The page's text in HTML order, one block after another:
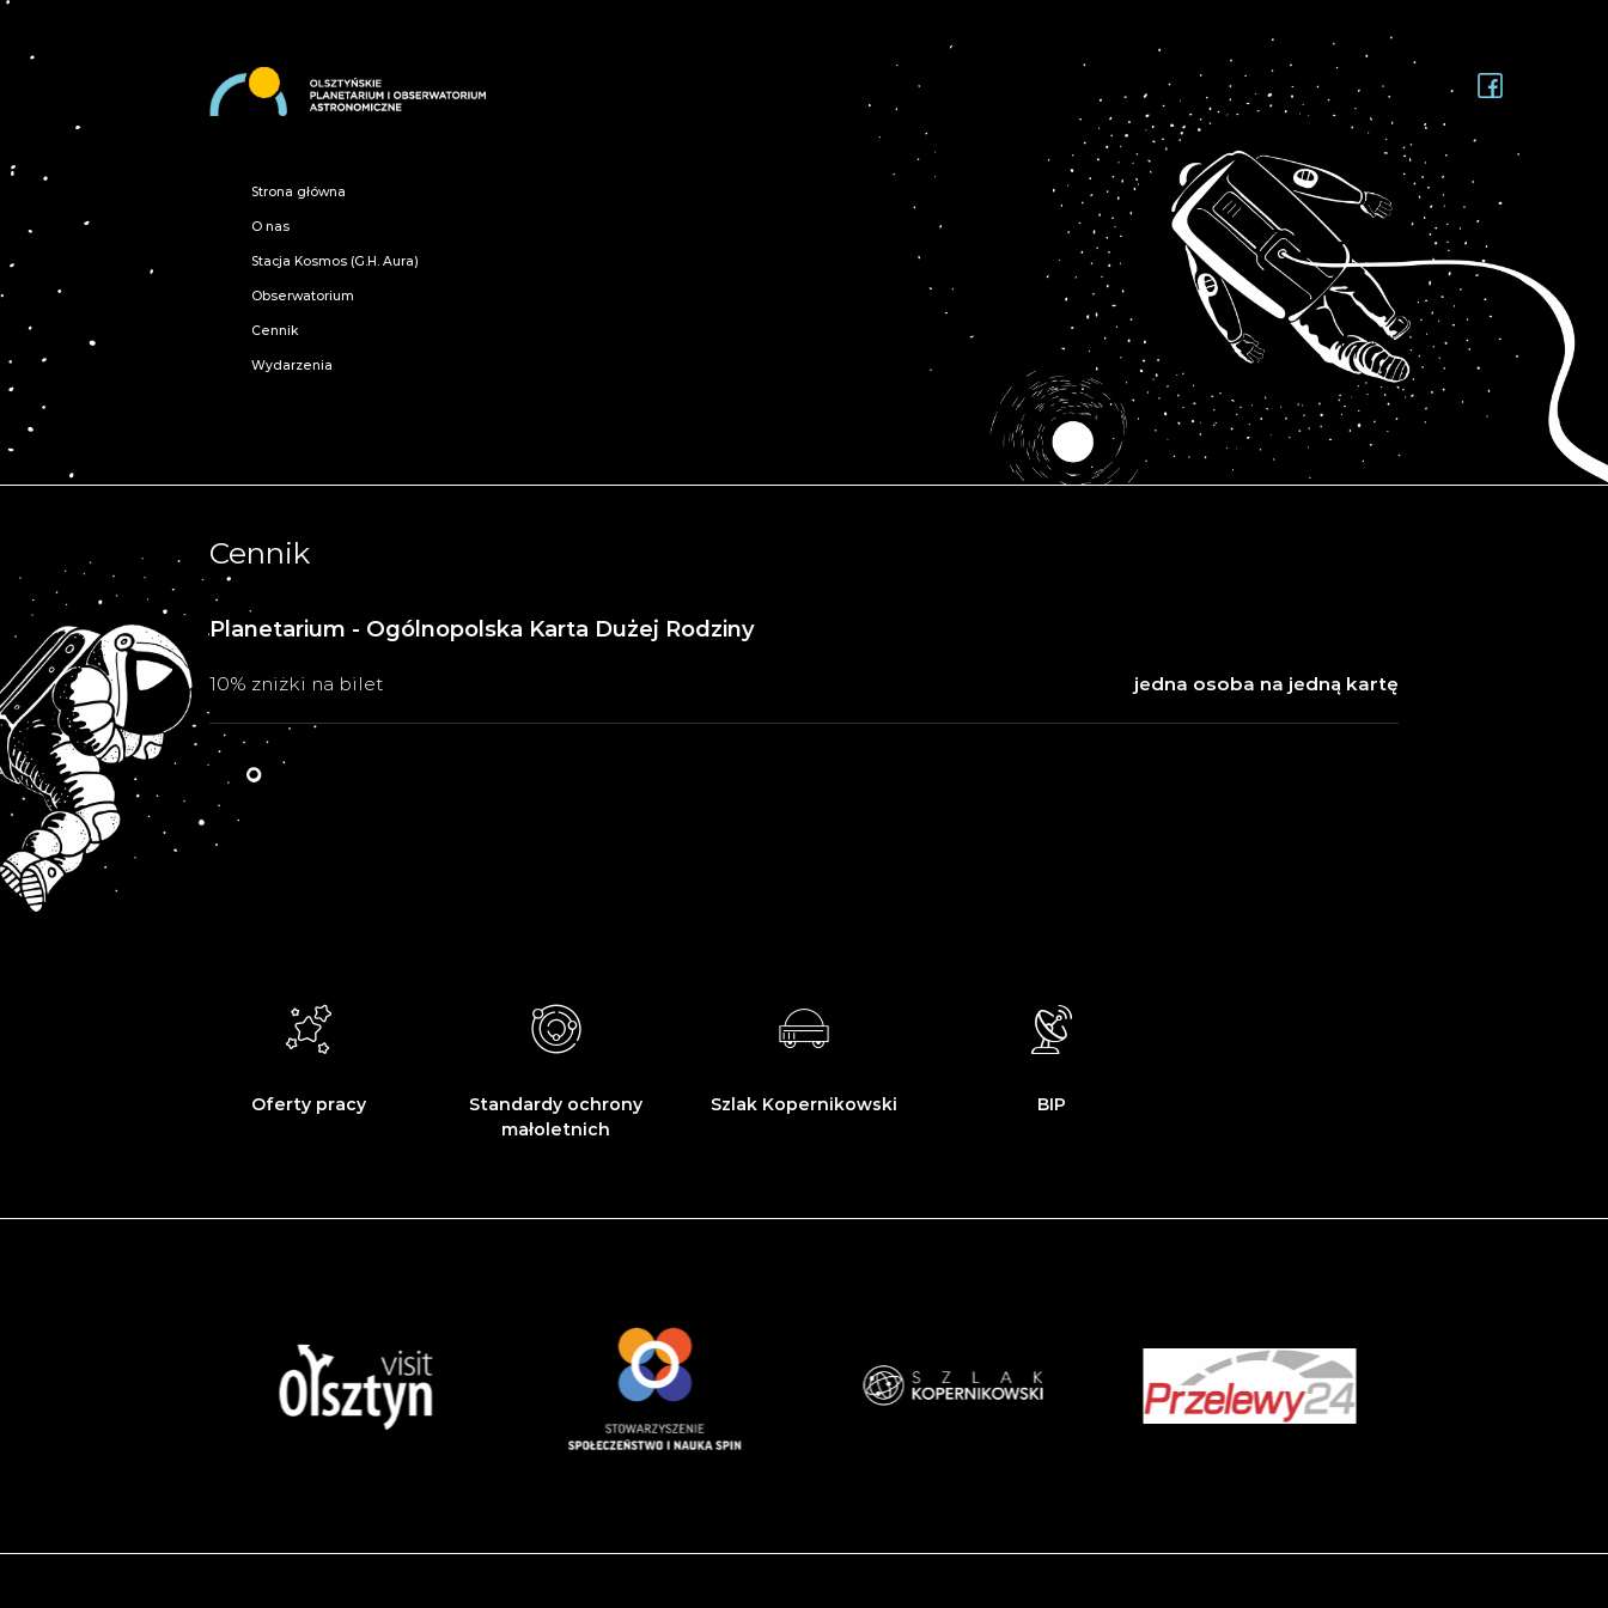
Strona główna
O nas
Stacja Kosmos (G.H. Aura)
Obserwatorium
Cennik
Wydarzenia
Cennik
Planetarium - Ogólnopolska Karta Dużej Rodziny
10% zniżki na bilet jedna osoba na jedną kartę
Oferty pracy
Standardy ochrony
małoletnich
Szlak Kopernikowski BIP